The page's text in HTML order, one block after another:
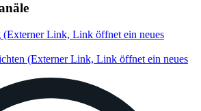
(Externer Link, Link öffnet ein neues
(Externer Link, Link öffnet ein neues